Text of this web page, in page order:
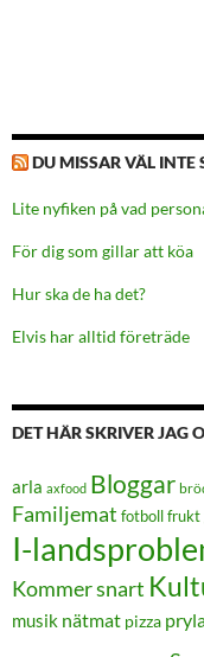
DU MISSAR VÄL INTE
Lite nyfiken på vad
För dig som gillar att köa
Hur ska de ha det?
Elvis har alltid företräde
DET HÄR SKRIVER JAG
arla axfood Bloggar
Familjemat fotboll frukt
I-
Kommer snart
musik nätmat pizza